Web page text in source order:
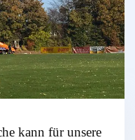
kann für unsere